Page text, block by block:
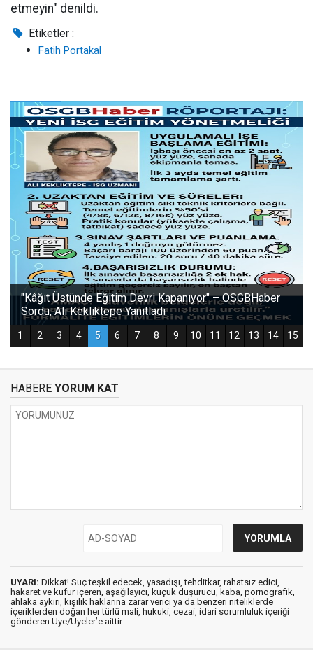
etmeyin" denildi.
Etiketler :
Fatih Portakal
HABERE YORUM KAT
UYARI: Dikkat! Suç teşkil edecek, yasadışı, tehditkar, rahatsız edici,
hakaret ve küfür içeren, aşağılayıcı, küçük düşürücü, kaba, pornografik,
ahlaka aykırı, kişilik haklarına zarar verici ya da benzeri niteliklerde
içeriklerden doğan her türlü mali, hukuki, cezai, idari sorumluluk içeriği
gönderen Üye/Üyeler’e aittir.